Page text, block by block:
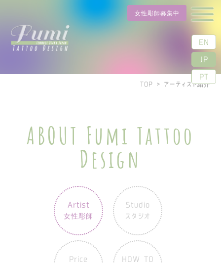
女性彫師募集中
EN
JP
PT
TOP > アーティスト紹介
ABOUT Fumi Tattoo
Design
Artist
女性彫師
Studio
スタジオ
Price
HOW TO